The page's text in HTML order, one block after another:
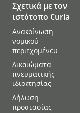
Σχετικά με τον
ιστότοπο Curia
Ανακοίνωση
νομικού
περιεχομένου
Δικαιώματα
πνευματικής
ιδιοκτησίας
Δήλωση
προστασίας